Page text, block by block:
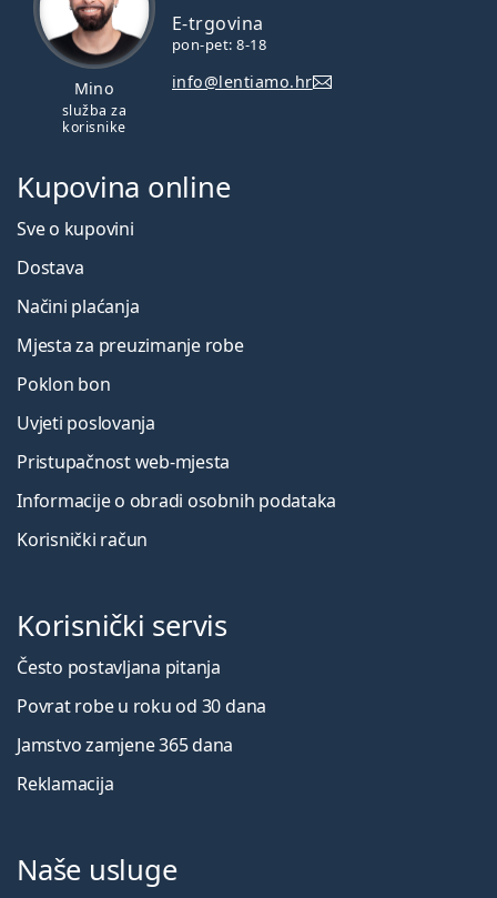
Mino
služba za
korisnike
E-trgovina
pon-pet: 8-18
info@lentiamo.hr
Kupovina online
Sve o kupovini
Dostava
Načini plaćanja
Mjesta za preuzimanje robe
Poklon bon
Uvjeti poslovanja
Pristupačnost web-mjesta
Informacije o obradi osobnih podataka
Korisnički račun
Korisnički servis
Često postavljana pitanja
Povrat robe u roku od 30 dana
Jamstvo zamjene 365 dana
Reklamacija
Naše usluge